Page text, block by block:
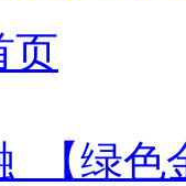
页
【绿色